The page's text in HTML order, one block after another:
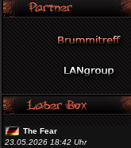
The Fear
23.05.2026 18:42 Uhr